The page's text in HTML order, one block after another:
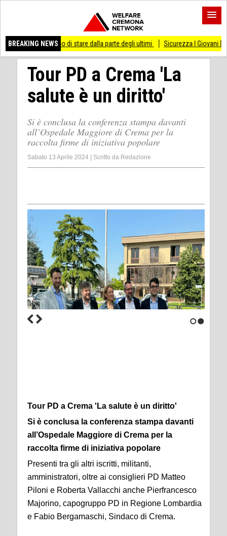
BREAKING NEWS
di stare dalla parte degli ultimi Sicurezza I Giovani Democratici
Tour PD a Crema 'La
salute è un diritto'
Si è conclusa la conferenza stampa davanti
all’Ospedale Maggiore di Crema per la
raccolta firme di iniziativa popolare
Sabato 13 Aprile 2024 Scritto da Redazione
Tour PD a Crema 'La salute è un diritto'
Si è conclusa la conferenza stampa davanti
all’Ospedale Maggiore di Crema per la
raccolta firme di iniziativa popolare
Presenti tra gli altri iscritti, militanti,
amministratori, oltre ai consiglieri PD Matteo
Piloni e Roberta Vallacchi anche Pierfrancesco
Majorino, capogruppo PD in Regione Lombardia
e Fabio Bergamaschi, Sindaco di Crema.